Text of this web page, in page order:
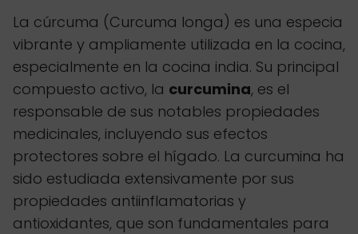
La cúrcuma (Curcuma longa) es una especia
vibrante y ampliamente utilizada en la cocina,
especialmente en la cocina india. Su principal
compuesto activo, la curcumina, es el
responsable de sus notables propiedades
medicinales, incluyendo sus efectos
protectores sobre el hígado. La curcumina ha
sido estudiada extensivamente por sus
propiedades antiinflamatorias y
antioxidantes, que son fundamentales para